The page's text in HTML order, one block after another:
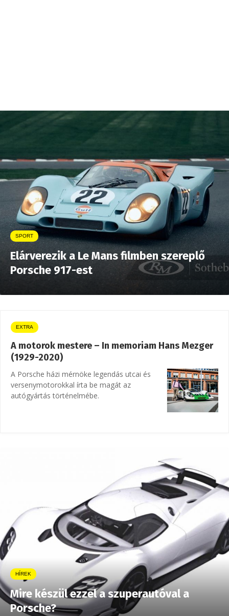
SPORT
Elárverezik a Le Mans filmben szereplő
Porsche 917-est
EXTRA
A motorok mestere – In memoriam Hans Mezger
(1929-2020)
A Porsche házi mérnöke legendás utcai és
versenymotorokkal írta be magát az
autógyártás történelmébe.
HÍREK
Mire készül ezzel a szuperautóval a
Porsche?